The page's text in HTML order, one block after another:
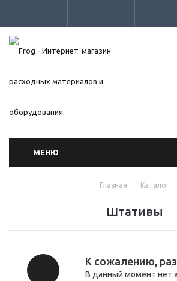
МЕНЮ
Главная - Каталог
Штативы
К сожалению,
В данный момент нет